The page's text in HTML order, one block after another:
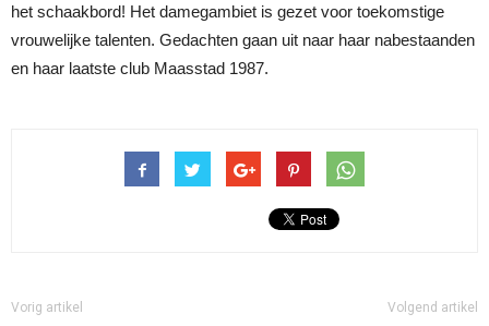
het schaakbord! Het damegambiet is gezet voor toekomstige
vrouwelijke talenten. Gedachten gaan uit naar haar nabestaanden
en haar laatste club Maasstad 1987.
Vorig artikel Volgend artikel